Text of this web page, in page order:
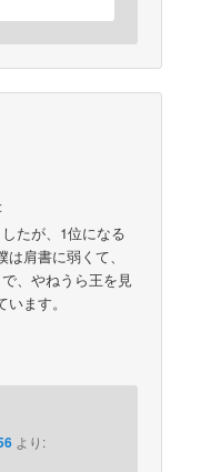
たが、1位になる
肩書に弱くて、
、やねうら王を見
ます。
より: